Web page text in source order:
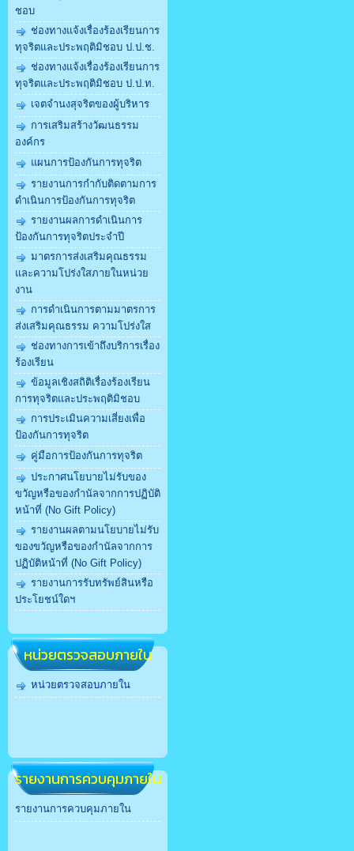
ชอบ
ช่องทางแจ้งเรื่องร้องเรียนการ
ทุจริตและประพฤติมิชอบ ป.ป.ช.
ช่องทางแจ้งเรื่องร้องเรียนการ
ทุจริตและประพฤติมิชอบ ป.ป.ท.
เจตจำนงสุจริตของผู้บริหาร
การเสริมสร้างวัฒนธรรม
องค์กร
แผนการป้องกันการทุจริต
รายงานการกำกับติดตามการ
ดำเนินการป้องกันการทุจริต
รายงานผลการดำเนินการ
ป้องกันการทุจริตประจำปี
มาตรการส่งเสริมคุณธรรม
และความโปร่งใสภายในหน่วย
งาน
การดำเนินการตามมาตรการ
ส่งเสริมคุณธรรม ความโปร่งใส
ช่องทางการเข้าถึงบริการเรื่อง
ร้องเรียน
ข้อมูลเชิงสถิติเรื่องร้องเรียน
การทุจริตและประพฤติมิชอบ
การประเมินความเสี่ยงเพื่อ
ป้องกันการทุจริต
คู่มือการป้องกันการทุจริต
ประกาศนโยบายไม่รับของ
ขวัญหรือของกำนัลจากการปฏิบัติ
หน้าที่ (No Gift Policy)
รายงานผลตามนโยบายไม่รับ
ของขวัญหรือของกำนัลจากการ
ปฏิบัติหน้าที่ (No Gift Policy)
รายงานการรับทรัพย์สินหรือ
ประโยชน์ใดฯ
หน่วยตรวจสอบภายใน
หน่วยตรวจสอบภายใน
รายงานการควบคุมภายใน
รายงานการควบคุมภายใน